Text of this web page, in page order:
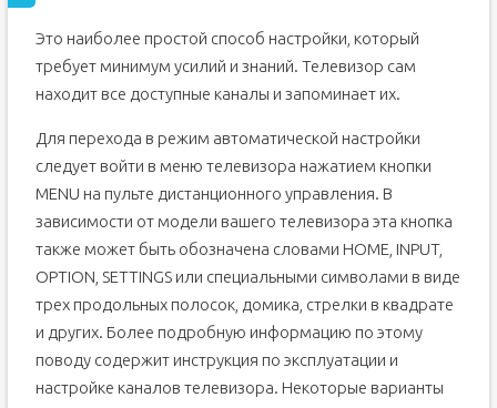
Это наиболее простой способ настройки, который
требует минимум усилий и знаний. Телевизор сам
находит все доступные каналы и запоминает их.
Для перехода в режим автоматической настройки
следует войти в меню телевизора нажатием кнопки
MENU на пульте дистанционного управления. В
зависимости от модели вашего телевизора эта кнопка
также может быть обозначена словами HOME, INPUT,
OPTION, SETTINGS или специальными символами в виде
трех продольных полосок, домика, стрелки в квадрате
и других. Более подробную информацию по этому
поводу содержит инструкция по эксплуатации и
настройке каналов телевизора. Некоторые варианты